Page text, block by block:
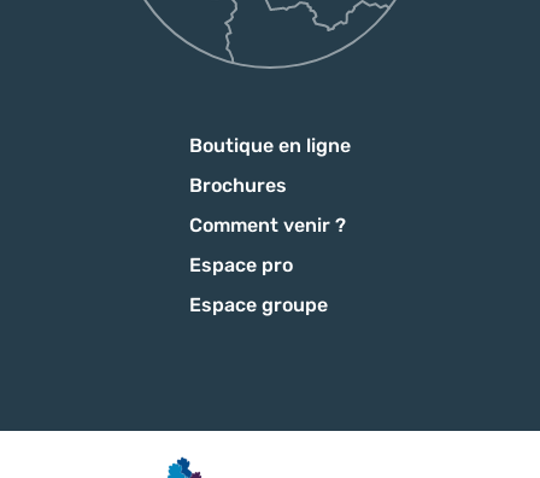
Boutique en ligne
Brochures
Comment venir ?
Espace pro
Espace groupe